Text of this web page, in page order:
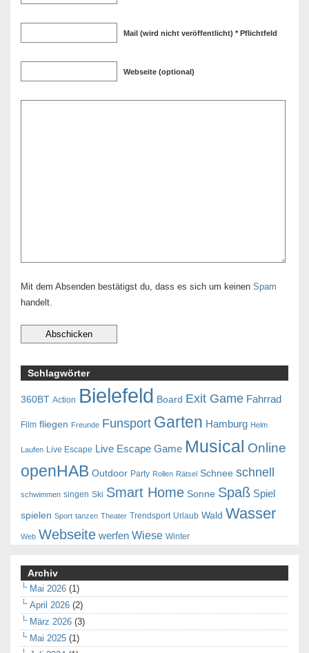
Mail (wird nicht veröffentlicht) * Pflichtfeld
Webseite (optional)
Mit dem Absenden bestätigst du, dass es sich um keinen Spam
handelt.
Schlagwörter
360BT Action Bielefeld Board Exit Game Fahrrad
Film fliegen Freunde Funsport Garten Hamburg Helm
Laufen Live Escape Live Escape Game Musical Online
openHAB Outdoor Party Rollen Rätsel Schnee schnell
schwimmen singen Ski Smart Home Sonne Spaß Spiel
spielen Sport tanzen Theater Trendsport Urlaub Wald Wasser
Web Webseite werfen Wiese Winter
Archiv
Mai 2026 (1)
April 2026 (2)
März 2026 (3)
Mai 2025 (1)